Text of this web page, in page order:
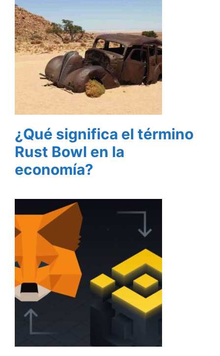
¿Qué significa el término
Rust Bowl en la
economía?